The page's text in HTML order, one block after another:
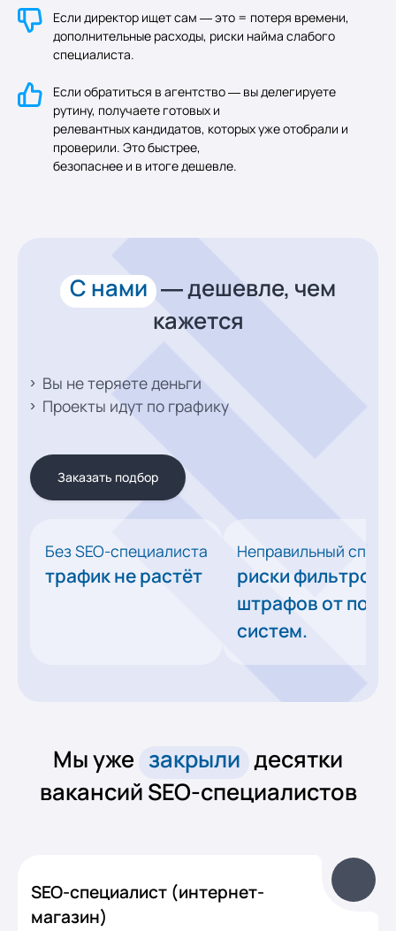
Если директор ищет сам — это = потеря времени,
дополнительные расходы, риски найма слабого
специалиста.
Если обратиться в агентство — вы делегируете
рутину, получаете готовых и
релевантных кандидатов, которых уже отобрали и
проверили. Это быстрее,
безопаснее и в итоге дешевле.
С нами — дешевле, чем
кажется
Вы не теряете деньги
Проекты идут по графику
Заказать подбор
Без SEO-специалиста
трафик не растёт
Неправильный
риски фильтров и
штрафов от
систем.
Мы уже закрыли десятки
вакансий SEO-специалистов
SEO-специалист (интернет-
магазин)